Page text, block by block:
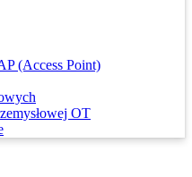
(Access Point)
OT